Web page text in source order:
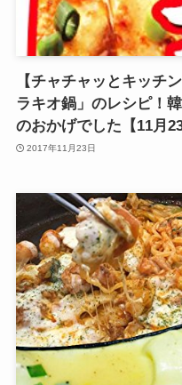
【チャチャッとキッチ
ラキオ鍋」のレシピ！
のおかげでした【11月23
2017年11月23日